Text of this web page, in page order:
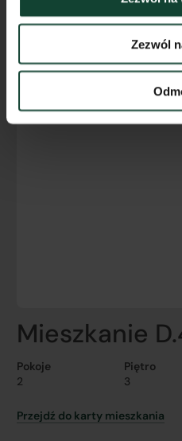
Zezwól
Mieszkanie
Pokoje
2
Piętro
3
Przejdź do karty mieszkania